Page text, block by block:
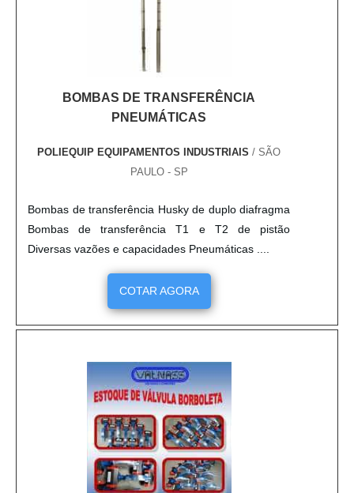
BOMBAS DE TRANSFERÊNCIA
PNEUMÁTICAS
POLIEQUIP EQUIPAMENTOS INDUSTRIAIS / SÃO
PAULO - SP
Bombas de transferência Husky de duplo diafragma
Bombas de transferência T1 e T2 de pistão
Diversas vazões e capacidades Pneumáticas ....
COTAR AGORA